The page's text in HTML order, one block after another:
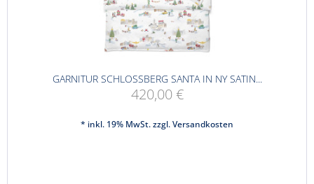
GARNITUR SCHLOSSBERG SANTA IN NY SATIN...
420,00 €
* inkl. 19% MwSt. zzgl.Versandkosten